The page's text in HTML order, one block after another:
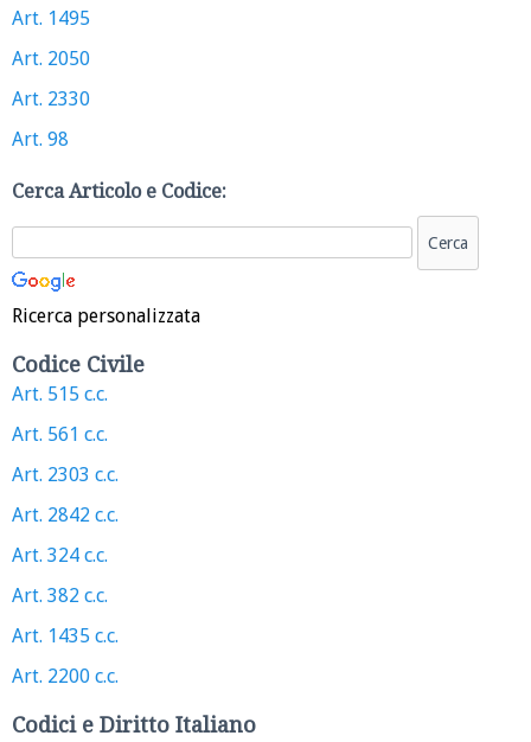
Art. 1495
Art. 2050
Art. 2330
Art. 98
Cerca Articolo e Codice:
Ricerca personalizzata
Codice Civile
Art. 515 c.c.
Art. 561 c.c.
Art. 2303 c.c.
Art. 2842 c.c.
Art. 324 c.c.
Art. 382 c.c.
Art. 1435 c.c.
Art. 2200 c.c.
Codici e Diritto Italiano